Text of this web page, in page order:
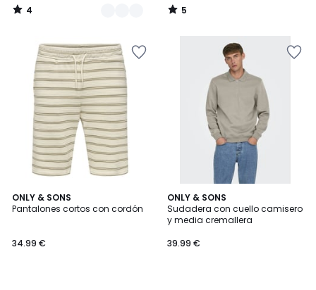
4
/
5
/
ONLY & SONS
Pantalones cortos con cordón
34.99 €
ONLY & SONS
Sudadera con cuello camisero
y media cremallera
39.99 €
5
/
5
2
Colores